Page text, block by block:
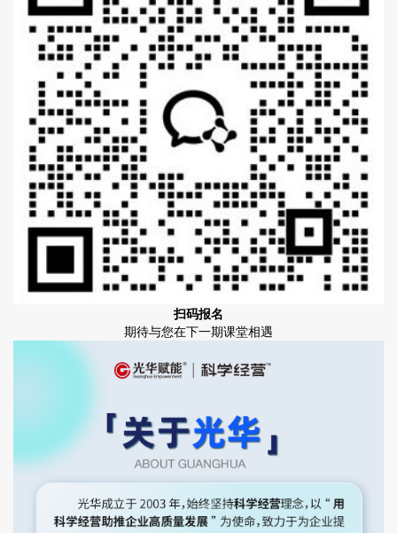
扫码报名
期待与您在下一期课堂相遇